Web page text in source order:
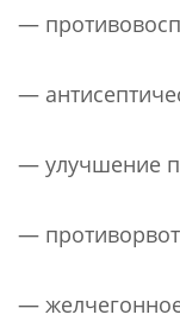
—
—
— улучшение
—
—